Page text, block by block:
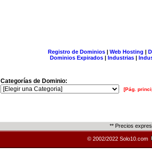
Registro de Dominios| Web Hosting |
Dominios Expirados | Industrias |
Categorías de Dominio:
[Pág.
** Precios
© 2002/2022 Solo10.com